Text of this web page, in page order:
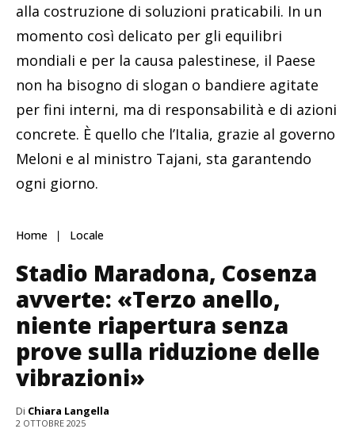
alla costruzione di soluzioni praticabili. In un
momento così delicato per gli equilibri
mondiali e per la causa palestinese, il Paese
non ha bisogno di slogan o bandiere agitate
per fini interni, ma di responsabilità e di azioni
concrete. È quello che l’Italia, grazie al governo
Meloni e al ministro Tajani, sta garantendo
ogni giorno.
Home Locale
Stadio Maradona, Cosenza
avverte: «Terzo anello,
niente riapertura senza
prove sulla riduzione delle
vibrazioni»
Di Chiara Langella
2 OTTOBRE 2025